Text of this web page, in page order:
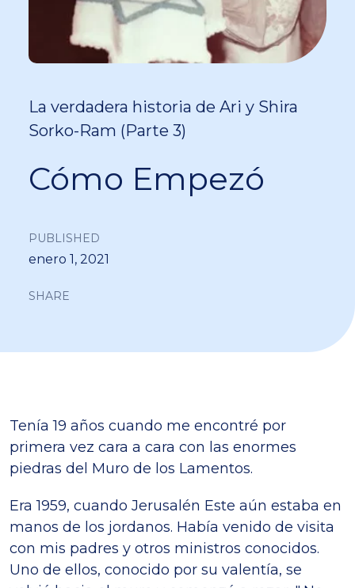
La verdadera historia de Ari y Shira
Sorko-Ram (Parte 3)
Cómo Empezó
PUBLISHED
enero 1, 2021
SHARE
Tenía 19 años cuando me encontré por
primera vez cara a cara con las enormes
piedras del Muro de los Lamentos.
Era 1959, cuando Jerusalén Este aún estaba en
manos de los jordanos. Había venido de visita
con mis padres y otros ministros conocidos.
Uno de ellos, conocido por su valentía, se